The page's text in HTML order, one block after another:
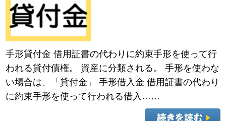
手形貸付金 借用証書の代わりに約束手形を使って行
われる貸付債権。 資産に分類される。 手形を使わな
い場合は、「貸付金」 手形借入金 借用証書の代わり
に約束手形を使って行われる借入……